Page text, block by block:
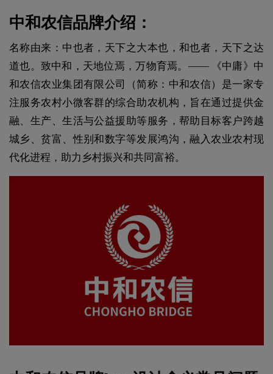
中和农信品牌介绍：
名称由来：中也者，天下之大本也，和也者，天下之达
道也。致中和，天地位焉，万物育焉。—— 《中庸》中
和农信农业集团有限公司（简称：中和农信）是一家专
注服务农村小微客群的综合助农机构，旨在通过提供金
融、生产、生活与公益援助等服务，帮助目标客户跨越
城乡、贫富、性别和数字等发展鸿沟，融入农业农村现
代化进程，助力乡村振兴和共同富裕。